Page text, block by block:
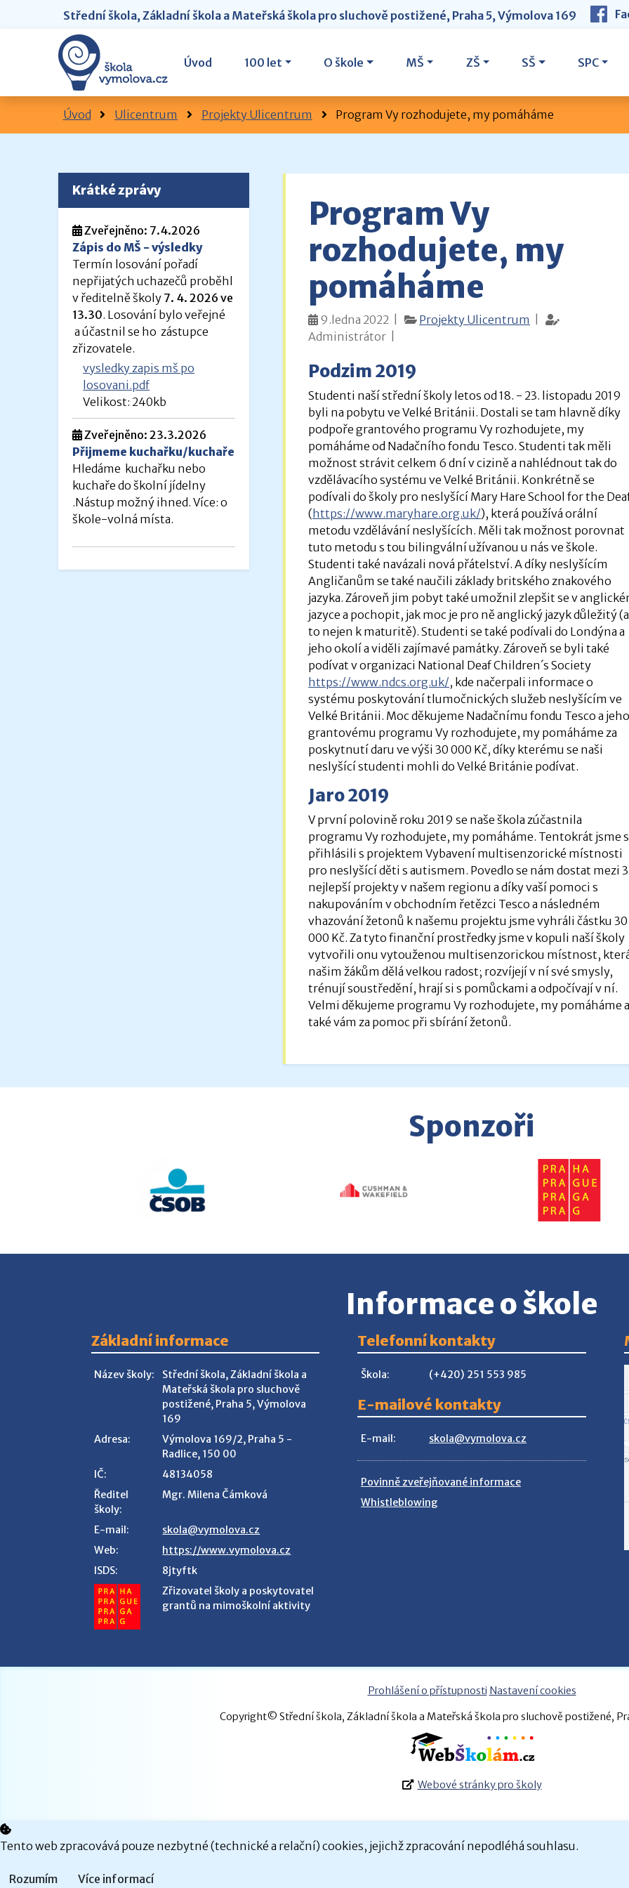
Střední škola, Základní škola a Mateřská škola pro sluchově postižené, Praha 5, Výmolova 169
Úvod 100 let O škole MŠ ZŠ SŠ SPC
Úvod Ulicentrum Projekty Ulicentrum Program Vy rozhodujete, my pomáháme
Program Vy
rozhodujete, my
pomáháme
9.ledna 2022 | Projekty Ulicentrum
|
Administrátor |
Podzim 2019
Studenti naší střední školy letos od 18. - 23. listopadu 2019
byli na pobytu ve Velké Británii. Dostali se tam hlavně díky
podpoře grantového programu Vy rozhodujete, my
pomáháme od Nadačního fondu Tesco. Studenti tak měli
možnost strávit celkem 6 dní v cizině a nahlédnout tak do
vzdělávacího systému ve Velké Británii. Konkrétně se
podívali do školy pro neslyšící Mary Hare School for the
(https://www.maryhare.org.uk/), která používá orální
metodu vzdělávání neslyšících. Měli tak možnost porovnat
tuto metodu s tou bilingvální užívanou u nás ve škole.
Studenti také navázali nová přátelství. A díky neslyšícím
Angličanům se také naučili základy britského znakového
jazyka. Zároveň jim pobyt také umožnil zlepšit se v
jazyce a pochopit, jak moc je pro ně anglický jazyk důležitý (a
to nejen k maturitě). Studenti se také podívali do Londýna a
jeho okolí a viděli zajímavé památky. Zároveň se byli také
podívat v organizaci National Deaf Children´s Society
https://www.ndcs.org.uk/, kde načerpali informace o
systému poskytování tlumočnických služeb neslyšícím ve
Velké Británii. Moc děkujeme Nadačnímu fondu Tesco a
grantovému programu Vy rozhodujete, my pomáháme za
poskytnutí daru ve výši 30 000 Kč, díky kterému se naši
neslyšící studenti mohli do Velké Británie podívat.
Jaro 2019
V první polovině roku 2019 se naše škola zúčastnila
programu Vy rozhodujete, my pomáháme. Tentokrát jsme
přihlásili s projektem Vybavení multisenzorické místnosti
pro neslyšící děti s autismem. Povedlo se nám dostat mezi 3
nejlepší projekty v našem regionu a díky vaší pomoci s
nakupováním v obchodním řetězci Tesco a následném
vhazování žetonů k našemu projektu jsme vyhráli částku 30
000 Kč. Za tyto finanční prostředky jsme v kopuli naší školy
vytvořili onu vytouženou multisenzorickou místnost,
našim žákům dělá velkou radost; rozvíjejí v ní své smysly,
trénují soustředění, hrají si s pomůckami a odpočívají v ní.
Velmi děkujeme programu Vy rozhodujete, my pomáháme
také vám za pomoc při sbírání žetonů.
Krátké zprávy
Zveřejněno: 7.4.2026
Zápis do MŠ - výsledky
Termín losování pořadí
nepřijatých uchazečů proběhl
v ředitelně školy 7. 4. 2026 ve
13.30. Losování bylo veřejné
a účastnil se ho zástupce
zřizovatele.
vysledky zapis mš po
losovani.pdf
Velikost: 240kb
Zveřejněno: 23.3.2026
Přijmeme kuchařku/kuchaře
Hledáme kuchařku nebo
kuchaře do školní jídelny
.Nástup možný ihned. Více: o
škole-volná místa.
Sponzoři
Informace o škole
Základní informace
Název školy:
Střední škola, Základní škola a
Mateřská škola pro sluchově
postižené, Praha 5, Výmolova
169
Adresa:
Výmolova 169/2, Praha 5 -
Radlice, 150 00
IČ:
48134058
Ředitel
školy:
Mgr. Milena Čámková
E-mail:
skola@vymolova.cz
Web:
https://www.vymolova.cz
ISDS:
8jtyftk
Zřizovatel školy a poskytovatel
grantů na mimoškolní aktivity
Telefonní kontakty
Škola: (+420) 251 553 985
E-mailové kontakty
E-mail: skola@vymolova.cz
Povinně zveřejňované informace
Whistleblowing
Prohlášení o přístupnosti Nastavení cookies
Copyright© Střední škola, Základní škola a Mateřská škola pro sluchově postižené,
Webové stránky pro školy
Tento web zpracovává pouze nezbytné (technické a relační) cookies, jejichž zpracování nepodléhá souhlasu.
Rozumím Více informací